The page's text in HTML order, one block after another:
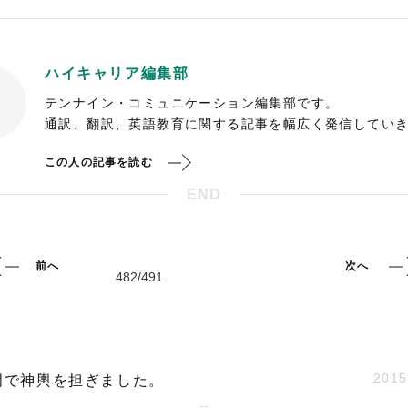
ハイキャリア編集部
テンナイン・コミュニケーション編集部です。
通訳、翻訳、英語教育に関する記事を幅広く発信していき
この人の記事を読む
END
前へ 次へ
神輿を担ぎました。